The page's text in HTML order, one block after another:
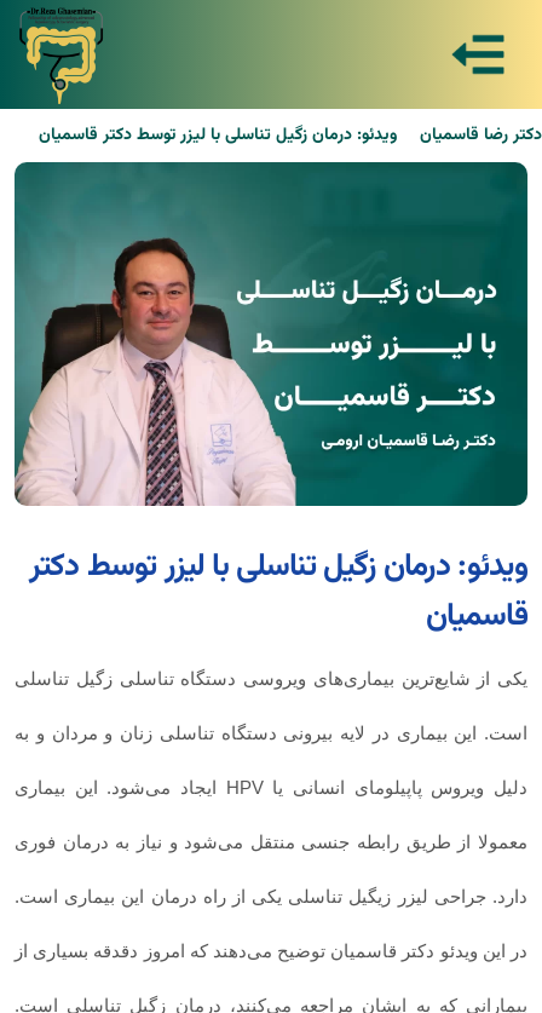
دکتر رضا قاسمیان ویدئو: درمان زگیل تناسلی با لیزر توسط دکتر قاسمیان
ویدئو: درمان زگیل تناسلی با لیزر توسط دکتر
قاسمیان
یکی از شایع‌ترین بیماری‌های ویروسی دستگاه تناسلی زگیل تناسلی
است. این بیماری در لایه بیرونی دستگاه تناسلی زنان و مردان و به
دلیل ویروس پاپیلومای انسانی یا HPV ایجاد می‌شود. این بیماری
معمولا از طریق رابطه جنسی منتقل می‌شود و نیاز به درمان فوری
دارد. جراحی لیزر زیگیل تناسلی یکی از راه درمان این بیماری است.
در این ویدئو دکتر قاسمیان توضیح می‌دهند که امروز دقدقه بسیاری از
بیمارانی که به ایشان مراجعه می‌کنند، درمان زگیل تناسلی است.